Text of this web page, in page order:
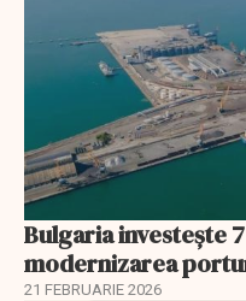
Bulgaria investește
modernizarea
21 FEBRUARIE 2026